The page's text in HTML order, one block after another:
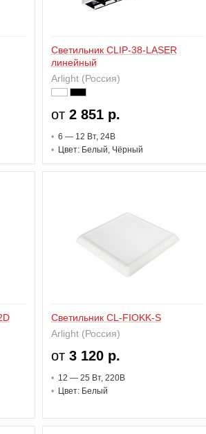
Светильник CLIP-38-LASER
линейный
Arlight (Россия)
от2 851 р.
6 — 12 Вт, 24В
Цвет: Белый, Чёрный
Светильник CL-FIOKK-S
Arlight (Россия)
от3 120 р.
12 — 25 Вт, 220В
Цвет: Белый